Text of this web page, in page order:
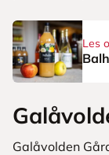
Les
Galåvolden